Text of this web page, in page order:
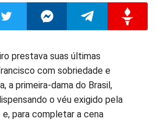
Compartilhar
no
Messenger
Compartilhar
no
Telegram
prestava suas últimas
com sobriedade e
a primeira-dama do Brasil,
o véu exigido pela
para completar a cena